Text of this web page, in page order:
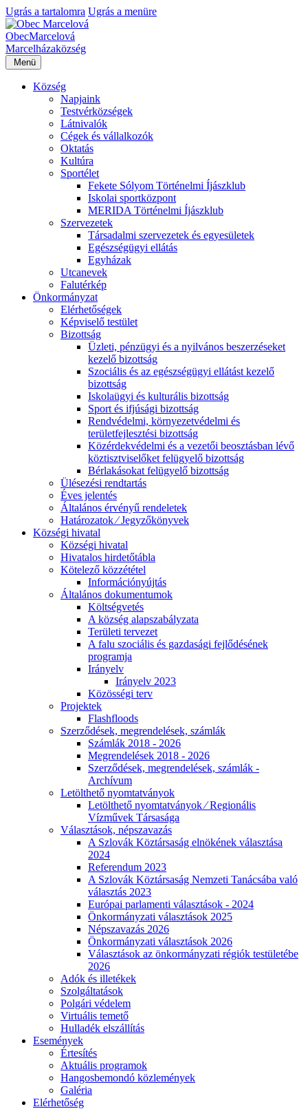
Ugrás a tartalomra Ugrás a menüre
ObecMarcelová
Marcelházaközség
Menü
Község
Napjaink
Testvérközségek
Látnivalók
Cégek és vállalkozók
Oktatás
Kultúra
Sportélet
Fekete Sólyom Történelmi Íjászklub
Iskolai sportközpont
MERIDA Történelmi Íjászklub
Szervezetek
Társadalmi szervezetek és egyesületek
Egészségügyi ellátás
Egyházak
Utcanevek
Falutérkép
Önkormányzat
Elérhetőségek
Képviselő testület
Bizottság
Üzleti, pénzügyi és a nyilvános beszerzéseket
kezelő bizottság
Szociális és az egészségügyi ellátást kezelő
bizottság
Iskolaügyi és kulturális bizottság
Sport és ifjúsági bizottság
Rendvédelmi, környezetvédelmi és
területfejlesztési bizottság
Közérdekvédelmi és a vezetői beosztásban lévő
köztisztviselőket felügyelő bizottság
Bérlakásokat felügyelő bizottság
Ülésezési rendtartás
Éves jelentés
Általános érvényű rendeletek
Határozatok ⁄ Jegyzőkönyvek
Községi hivatal
Községi hivatal
Hivatalos hirdetőtábla
Kötelező közzététel
Információnyújtás
Általános dokumentumok
Költségvetés
A község alapszabályzata
Területi tervezet
A falu szociális és gazdasági fejlődésének
programja
Irányelv
Irányelv 2023
Közösségi terv
Projektek
Flashfloods
Szerződések, megrendelések, számlák
Számlák 2018 - 2026
Megrendelések 2018 - 2026
Szerződések, megrendelések, számlák -
Archívum
Letölthető nyomtatványok
Letölthető nyomtatványok ⁄ Regionális
Vízművek Társasága
Választások, népszavazás
A Szlovák Köztársaság elnökének választása
2024
Referendum 2023
A Szlovák Köztársaság Nemzeti Tanácsába való
választás 2023
Európai parlamenti választások - 2024
Önkormányzati választások 2025
Népszavazás 2026
Önkormányzati választások 2026
Választások az önkormányzati régiók testületébe
2026
Adók és illetékek
Szolgáltatások
Polgári védelem
Virtuális temető
Hulladék elszállítás
Események
Értesítés
Aktuális programok
Hangosbemondó közlemények
Galéria
Elérhetőség